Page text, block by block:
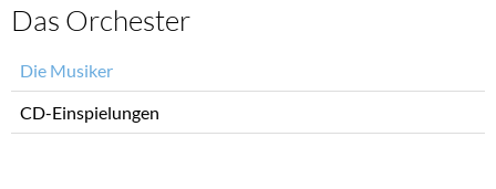
Das Orchester
überspringen
Die Musiker
CD-Einspielungen